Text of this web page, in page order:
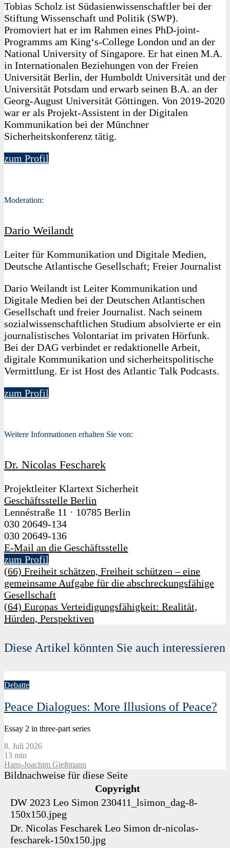
Tobias Scholz ist Südasienwissenschaftler bei der
Stiftung Wissenschaft und Politik (SWP).
Promoviert hat er im Rahmen eines PhD-joint-
Programms am King‘s-College London und an der
National University of Singapore. Er hat einen M.A.
in Internationalen Beziehungen von der Freien
Universität Berlin, der Humboldt Universität und der
Universität Potsdam und erwarb seinen B.A. an der
Georg-August Universität Göttingen. Von 2019-2020
war er als Projekt-Assistent in der Digitalen
Kommunikation bei der Münchner
Sicherheitskonferenz tätig.
zum Profil
Moderation:
Dario Weilandt
Leiter für Kommunikation und Digitale Medien,
Deutsche Atlantische Gesellschaft; Freier Journalist
Dario Weilandt ist Leiter Kommunikation und
Digitale Medien bei der Deutschen Atlantischen
Gesellschaft und freier Journalist. Nach seinem
sozialwissenschaftlichen Studium absolvierte er ein
journalistisches Volontariat im privaten Hörfunk.
Bei der DAG verbindet er redaktionelle Arbeit,
digitale Kommunikation und sicherheitspolitische
Vermittlung. Er ist Host des Atlantic Talk Podcasts.
zum Profil
Weitere Informationen erhalten Sie von:
Dr. Nicolas Fescharek
Projektleiter Klartext Sicherheit
Geschäftsstelle Berlin
Lennéstraße 11 · 10785 Berlin
030 20649-134
030 20649-136
E-Mail an die Geschäftsstelle
zum Profil
(66) Freiheit schätzen, Freiheit schützen – eine
gemeinsame Aufgabe für die abschreckungsfähige
Gesellschaft
(64) Europas Verteidigungsfähigkeit: Realität,
Hürden, Perspektiven
Diese Artikel könnten Sie auch interessieren
Debatte
Peace Dialogues: More Illusions of Peace?
Essay 2 in three-part series
8. Juli 2026
13 min
Hans-Joachim Gießmann
Bildnachweise für diese Seite
Copyright
DW 2023 Leo Simon 230411_lsimon_dag-8-
150x150.jpeg
Dr. Nicolas Fescharek Leo Simon dr-nicolas-
fescharek-150x150.jpg